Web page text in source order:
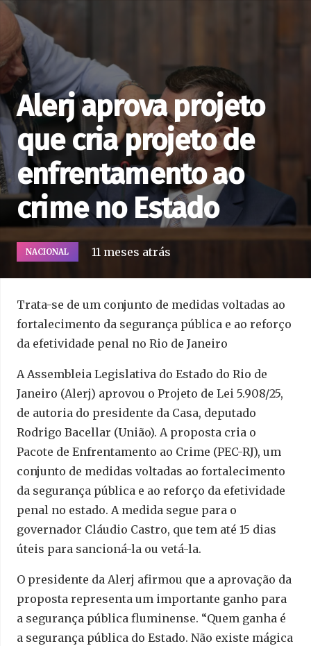
Alerj aprova projeto
que cria projeto de
enfrentamento ao
crime no Estado
NACIONAL 11 meses atrás
Trata-se de um conjunto de medidas voltadas ao
fortalecimento da segurança pública e ao reforço
da efetividade penal no Rio de Janeiro
A Assembleia Legislativa do Estado do Rio de
Janeiro (Alerj) aprovou o Projeto de Lei 5.908/25,
de autoria do presidente da Casa, deputado
Rodrigo Bacellar (União). A proposta cria o
Pacote de Enfrentamento ao Crime (PEC-RJ), um
conjunto de medidas voltadas ao fortalecimento
da segurança pública e ao reforço da efetividade
penal no estado. A medida segue para o
governador Cláudio Castro, que tem até 15 dias
úteis para sancioná-la ou vetá-la.
O presidente da Alerj afirmou que a aprovação da
proposta representa um importante ganho para
a segurança pública fluminense. “Quem ganha é
a segurança pública do Estado. Não existe mágica